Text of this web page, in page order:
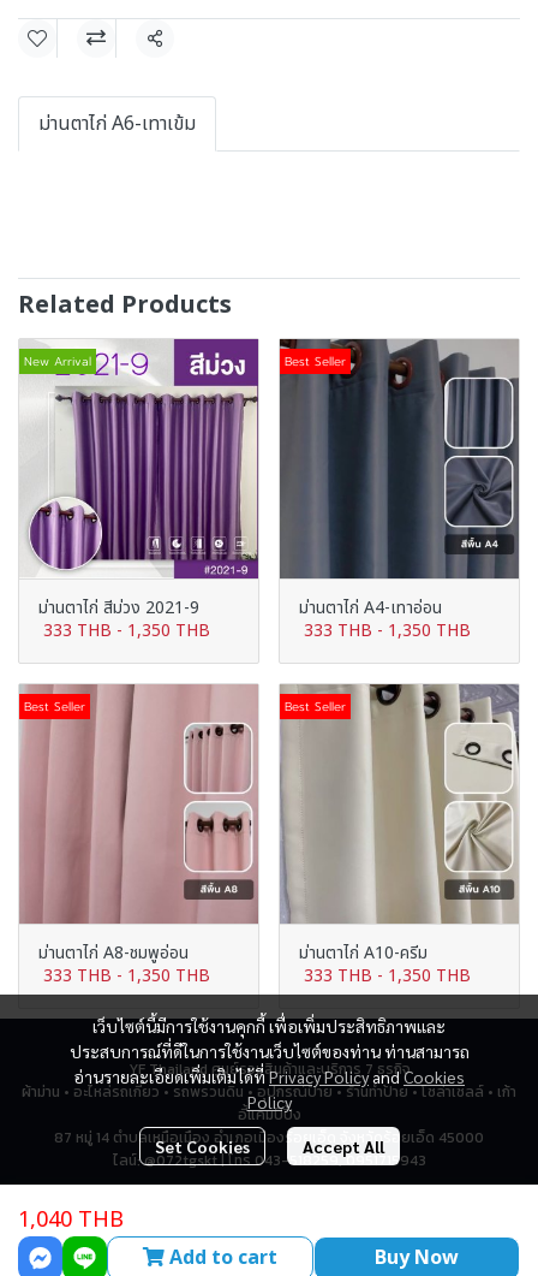
Share
ม่านตาไก่ A6-เทาเข้ม
Related Products
New Arrival
ม่านตาไก่ สีม่วง 2021-9
333 THB - 1,350 THB
Best Seller
ม่านตาไก่ A4-เทาอ่อน
333 THB - 1,350 THB
Best Seller
ม่านตาไก่ A8-ชมพูอ่อน
333 THB - 1,350 THB
Best Seller
ม่านตาไก่ A10-ครีม
333 THB - 1,350 THB
1,040 THB
Add to cart Buy Now
เว็บไซต์นี้มีการใช้งานคุกกี้ เพื่อเพิ่มประสิทธิภาพและ
ประสบการณ์ที่ดีในการใช้งานเว็บไซต์ของท่าน ท่านสามารถ
อ่านรายละเอียดเพิ่มเติมได้ที่Privacy PolicyandCookies
Policy
Set Cookies Accept All
YF Thailand ศูนย์รวมสินค้าและบริการ 7 ธุรกิจ
ผ้าม่าน • อะไหล่รถเกี่ยว • รถพรวนดิน • อุปกรณ์ป้าย • ร้านทำป้าย • โซล่าเซลล์ • เก้า
อี้แคมป์ปิ้ง
87 หมู่ 14 ตำบลเหนือเมือง อำเภอเมืองร้อยเอ็ด จังหวัดร้อยเอ็ด 45000
ไลน์: @072tgskt | โทร 043-518259, 0951715943
Total Visitor2,764,294